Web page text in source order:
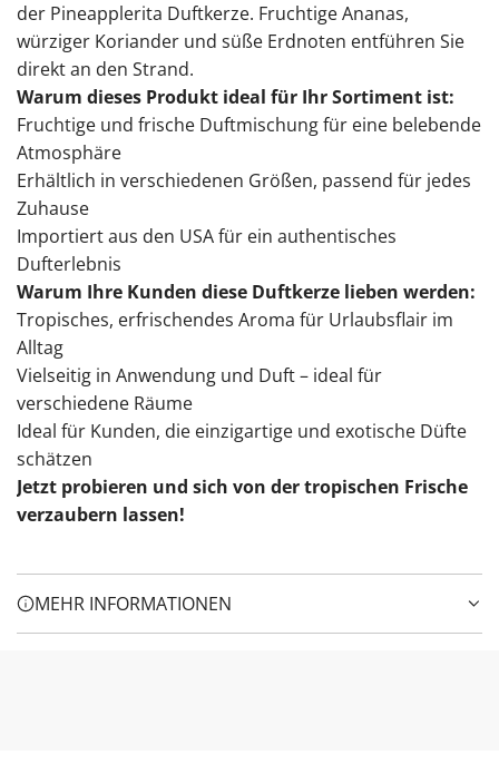
der Pineapplerita Duftkerze. Fruchtige Ananas,
würziger Koriander und süße Erdnoten entführen Sie
direkt an den Strand.
Warum dieses Produkt ideal für Ihr Sortiment ist:
Fruchtige und frische Duftmischung für eine belebende
Atmosphäre
Erhältlich in verschiedenen Größen, passend für jedes
Zuhause
Importiert aus den USA für ein authentisches
Dufterlebnis
Warum Ihre Kunden diese Duftkerze lieben werden:
Tropisches, erfrischendes Aroma für Urlaubsflair im
Alltag
Vielseitig in Anwendung und Duft – ideal für
verschiedene Räume
Ideal für Kunden, die einzigartige und exotische Düfte
schätzen
Jetzt probieren und sich von der tropischen Frische
verzaubern lassen!
MEHR INFORMATIONEN